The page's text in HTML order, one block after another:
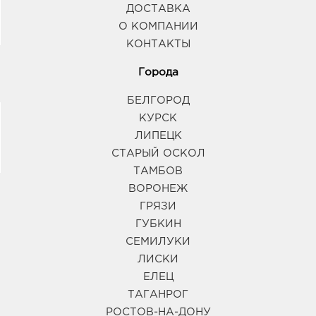
ДОСТАВКА
О КОМПАНИИ
КОНТАКТЫ
Города
БЕЛГОРОД
КУРСК
ЛИПЕЦК
СТАРЫЙ ОСКОЛ
ТАМБОВ
ВОРОНЕЖ
ГРЯЗИ
ГУБКИН
СЕМИЛУКИ
ЛИСКИ
ЕЛЕЦ
ТАГАНРОГ
РОСТОВ-НА-ДОНУ